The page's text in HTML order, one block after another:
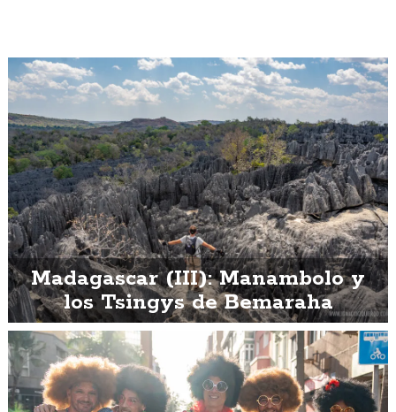
Madagascar (III): Manambolo y
los Tsingys de Bemaraha